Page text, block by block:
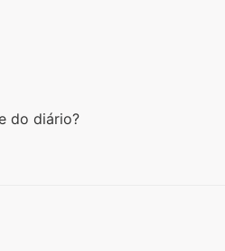
do diário?